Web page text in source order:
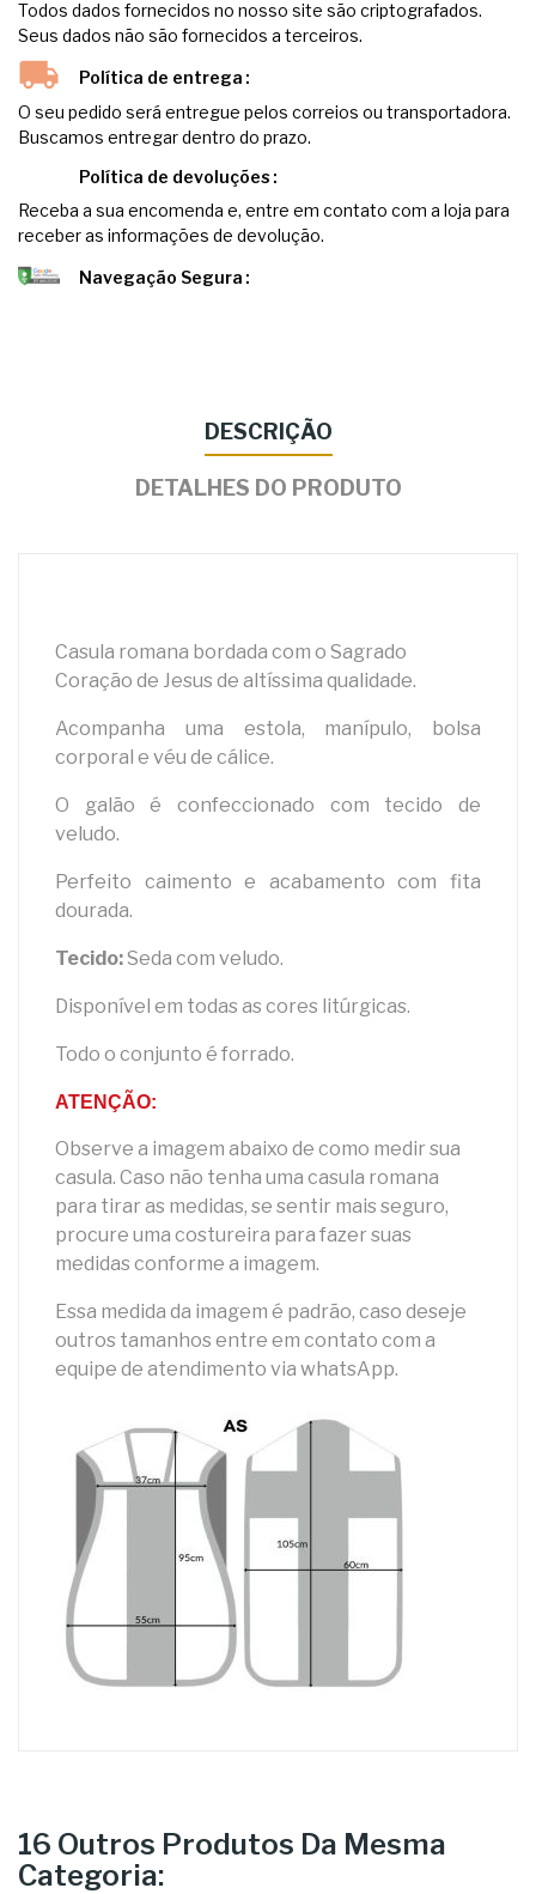
Todos dados fornecidos no nosso site são criptografados.
Seus dados não são fornecidos a terceiros.
Política de entrega
O seu pedido será entregue pelos correios ou transportadora.
Buscamos entregar dentro do prazo.
Política de devoluções
Receba a sua encomenda e, entre em contato com a loja para
receber as informações de devolução.
Navegação Segura
DESCRIÇÃO
DETALHES DO PRODUTO
Casula romana bordada com o Sagrado
Coração de Jesus de altíssima qualidade.
Acompanha uma estola, manípulo, bolsa
corporal e véu de cálice.
O galão é confeccionado com tecido de
veludo.
Perfeito caimento e acabamento com fita
dourada.
Tecido:Seda com veludo.
Disponível em todas as cores litúrgicas.
Todo o conjunto é forrado.
ATENÇÃO:
Observe a imagem abaixo de como medir sua
casula. Caso não tenha uma casula romana
para tirar as medidas, se sentir mais seguro,
procure uma costureira para fazer suas
medidas conforme a imagem.
Essa medida da imagem é padrão, caso deseje
outros tamanhos entre em contato com a
equipe de atendimento via whatsApp.
16 Outros Produtos Da Mesma
Categoria: